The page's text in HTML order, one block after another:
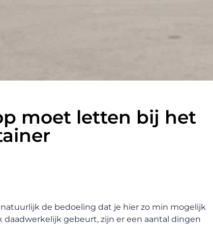
moet letten bij het
de bedoeling dat je hier zo min mogelijk
gebeurt, zijn er een aantal dingen